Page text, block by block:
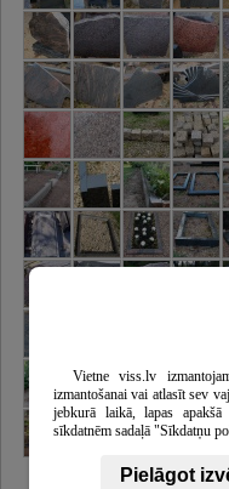
Vietne viss.lv
izmantošanai vai atlasīt sev
jebkurā laikā, lapas
sīkdatnēm sadaļā "Sīkdatņu
Pielāgot